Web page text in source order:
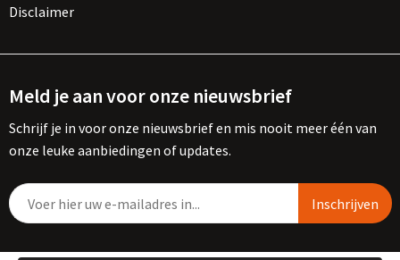
Disclaimer
Meld je aan voor onze nieuwsbrief
Schrijf je in voor onze nieuwsbrief en mis nooit meer één van
onze leuke aanbiedingen of updates.